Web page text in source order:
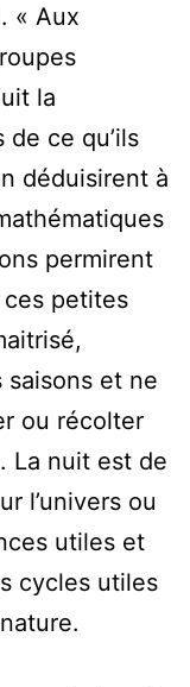
« Aux
la
ce qu’ils
déduisirent à
permirent
ces petites
et ne
ou récolter
La nuit est de
l’univers ou
utiles et
cycles utiles